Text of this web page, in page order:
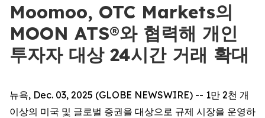
Moomoo, OTC Markets의
MOON ATS®와 협력해 개인
투자자 대상 24시간 거래 확대
뉴욕, Dec. 03, 2025 (GLOBE NEWSWIRE) -- 1만 2천 개
이상의 미국 및 글로벌 증권을 대상으로 규제 시장을 운영하